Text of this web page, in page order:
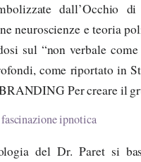
dall’Occhio di
neuroscienze e teoria
sul “non verbale come
come riportato in
Per creare il
ipnotica
del Dr. Paret si